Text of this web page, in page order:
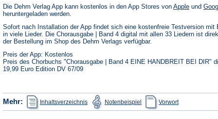
Die Dehm Verlag App kann kostenlos in den App Stores von Apple(Öffnet
neuen
Tab)
und
heruntergeladen werden.
Sofort nach Installation der App findet sich eine kostenfreie Testversion mit
in viele Lieder. Die Chorausgabe | Band 4 digital mit allen 33 Liedern ist
der Bestellung im Shop des Dehm Verlags verfügbar.
Preis der App: Kostenlos
Preis des Chorbuchs "Chorausgabe | Band 4 EINE HANDBREIT BEI DIR"
19,99 Euro Edition DV 67/09
Mehr: Inhaltsverzeichnis
(Öffnet
in
einem
Notenbeispiel
(Öffnet
in
einem
Vorwortin
einem